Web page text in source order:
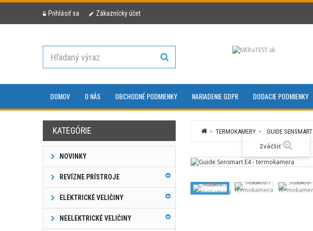
Prihlásiť sa Zákaznícky účet
DOMOV O NÁS OBCHODNÉ PODMIENKY NARIADENIE GDPR DODACIE PODMIENKY
KATEGÓRIE
NOVINKY
REVÍZNE PRÍSTROJE
ELEKTRICKÉ VELIČINY
NEELEKTRICKÉ VELIČINY
TERMOKAMERY GUIDE SENSMART
Zväčšiť